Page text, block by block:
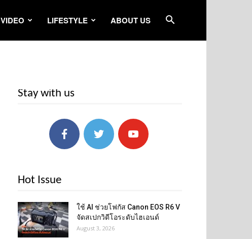
VIDEO LIFESTYLE ABOUT US
Stay with us
Hot Issue
ใช้ AI ช่วยโฟกัส Canon EOS R6 V
จัดสเปกวิดีโอระดับไฮเอนด์
August 3, 2026